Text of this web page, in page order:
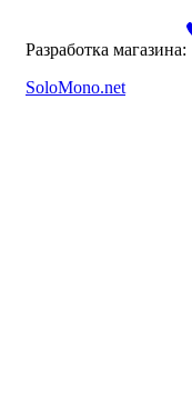
Разработка магазина:
SoloMono.net